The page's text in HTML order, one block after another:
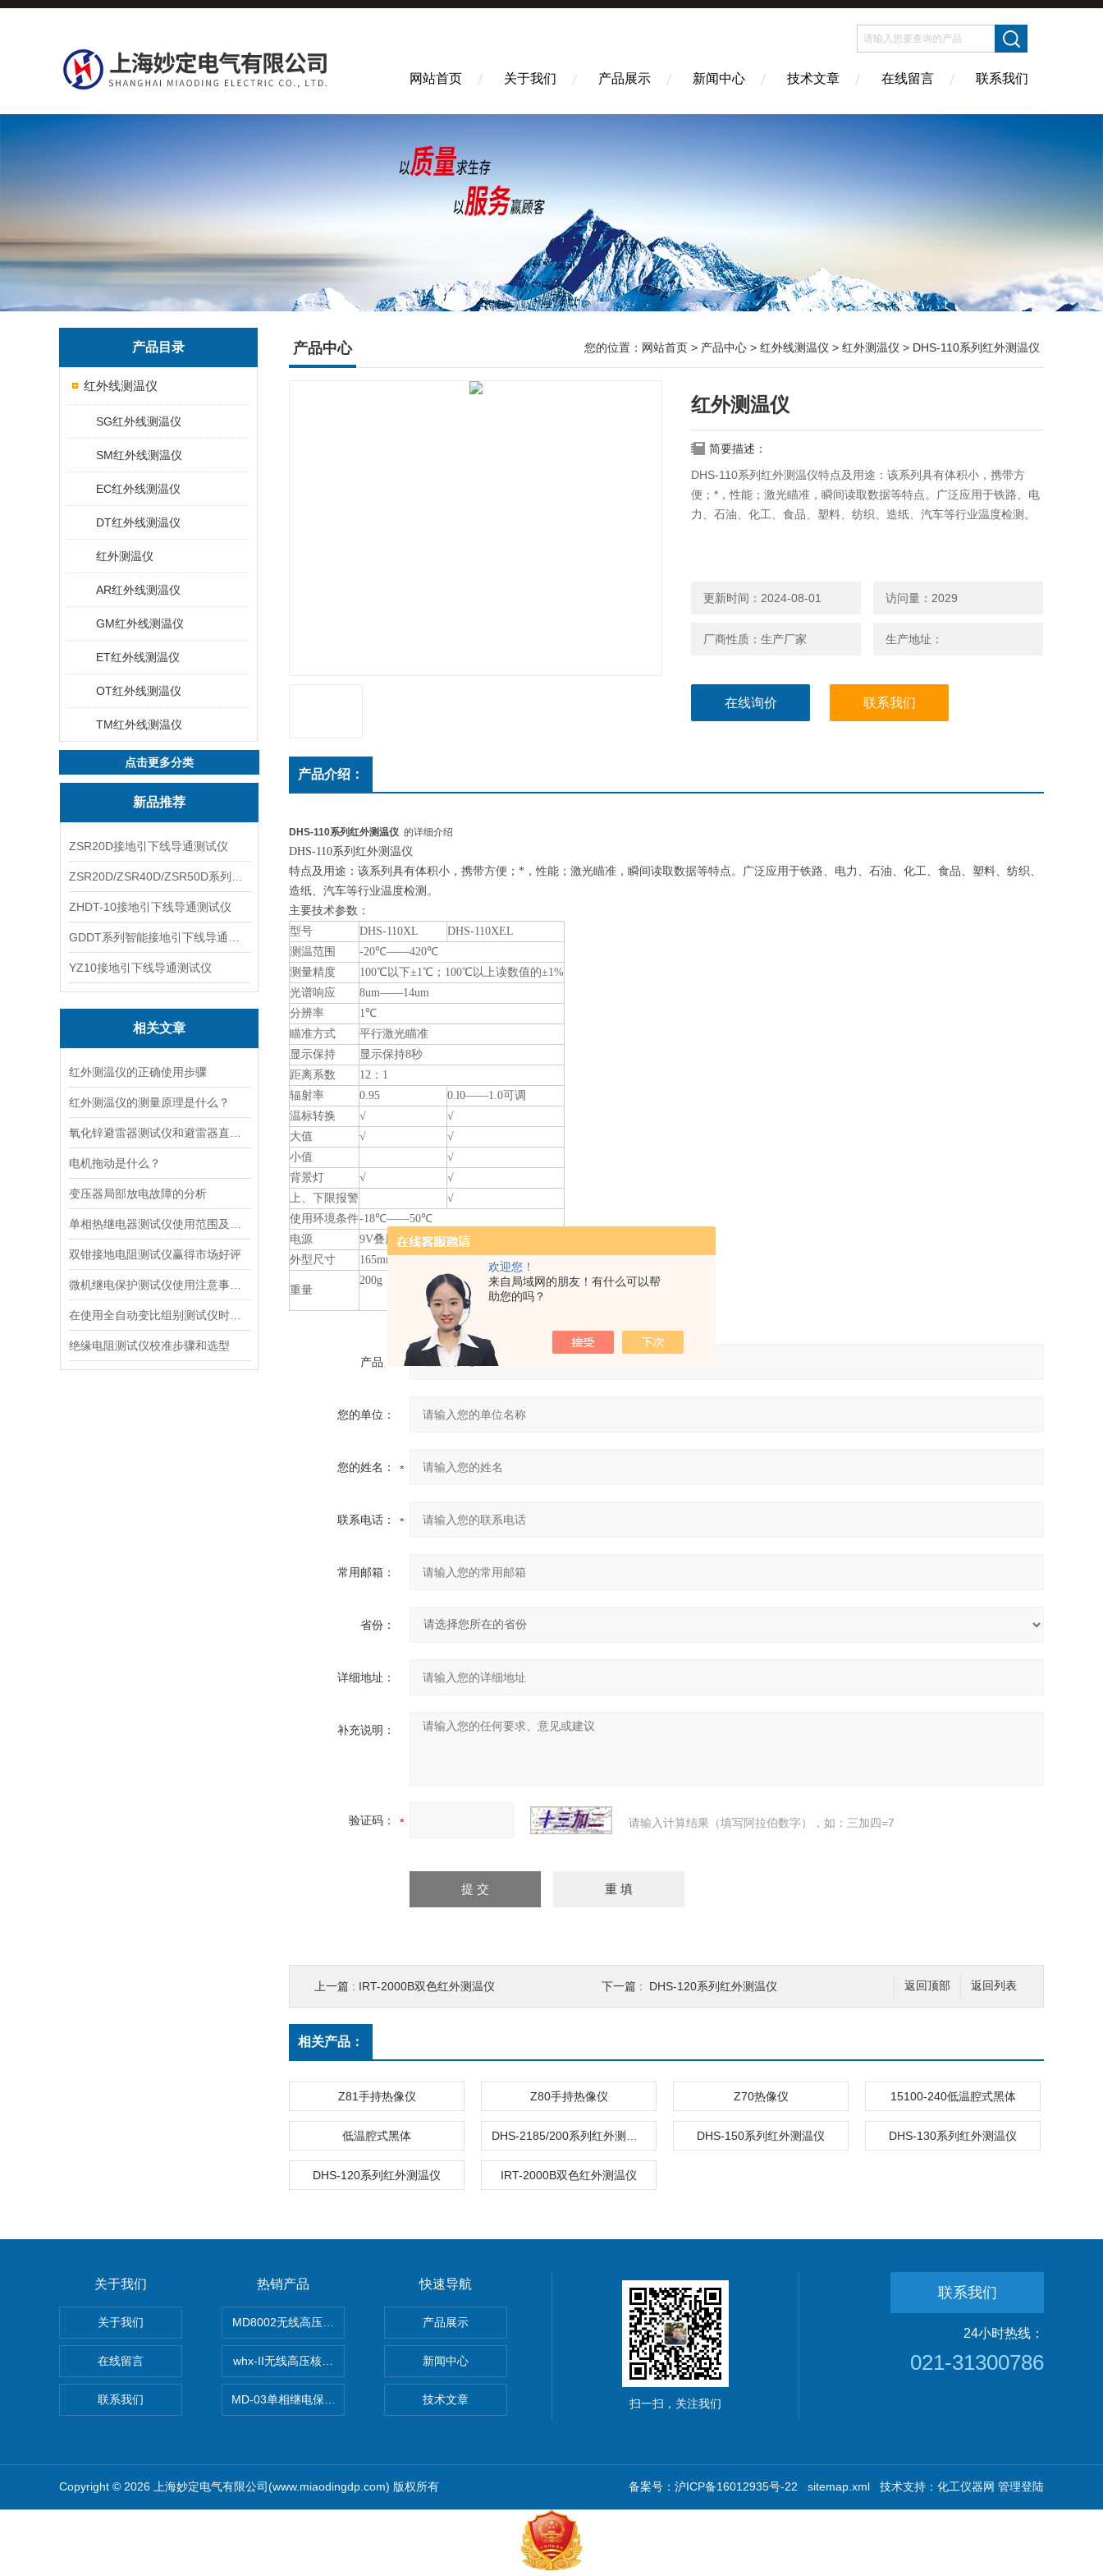
欢迎您！
来自局域网的朋友！有什么可以帮
助您的吗？
网站首页 关于我们 产品展示 新闻中心 技术文章 在线留言 联系我们
产品目录
红外线测温仪
SG红外线测温仪
SM红外线测温仪
EC红外线测温仪
DT红外线测温仪
红外测温仪
AR红外线测温仪
GM红外线测温仪
ET红外线测温仪
OT红外线测温仪
TM红外线测温仪
点击更多分类
新品推荐
ZSR20D接地引下线导通测试仪
ZHDT-10接地引下线导通测试仪
YZ10接地引下线导通测试仪
相关文章
红外测温仪的正确使用步骤
红外测温仪的测量原理是什么？
电机拖动是什么？
变压器局部放电故障的分析
双钳接地电阻测试仪赢得市场好评
绝缘电阻测试仪校准步骤和选型
产品中心 您的位置： 网站首页 > 产品中心 > 红外线测温仪 > 红外测温仪 > DHS-110系列红外测温仪
红外测温仪
简要描述：
DHS-110系列红外测温仪特点及用途：该系列具有体积小，携带方
便；*，性能；激光瞄准，瞬间读取数据等特点。广泛应用于铁路、电
力、石油、化工、食品、塑料、纺织、造纸、汽车等行业温度检测。
更新时间：2024-08-01 访问量：2029
厂商性质：生产厂家 生产地址：
在线询价 联系我们
产品介绍：
DHS-110系列红外测温仪 的详细介绍
DHS-110系列红外测温仪
特点及用途：该系列具有体积小，携带方便；*，性能；激光瞄准，瞬间读取数据等特点。广泛应用于铁路、电力、石油、化工、食品、塑料、纺织、
造纸、汽车等行业温度检测。
主要技术参数：
型号
DHS-110XL
DHS-110XEL
测温范围
-20℃——420℃
测量精度
100℃以下±1℃；100℃以上读数值的±1%
光谱响应
8um——14um
分辨率
1℃
瞄准方式
平行激光瞄准
显示保持
显示保持8秒
距离系数
12：1
辐射率
0.95
0.l0——1.0可调
温标转换
√
√
大值
√
√
小值
√
背景灯
√
√
上、下限报警
√
使用环境条件-18℃——50℃
电源
9V叠层电池
外型尺寸
165mm×54mm×30mm
重量
200g
产品：
您的单位：
您的姓名：
联系电话：
常用邮箱：
省份：
详细地址：
补充说明：
验证码： 请输入计算结果（填写阿拉伯数字），如：三加四=7
返回列表
返回顶部
上一篇 : IRT-2000B双色红外测温仪 下一篇 : DHS-120系列红外测温仪
相关产品：
Z81手持热像仪 Z80手持热像仪 Z70热像仪 15100-240低温腔式黑体
低温腔式黑体 DHS-150系列红外测温仪 DHS-130系列红外测温仪
DHS-120系列红外测温仪 IRT-2000B双色红外测温仪
关于我们
关于我们
在线留言
联系我们
热销产品
MD8002无线高压核相仪
whx-II无线高压核相仪
MD-03单相继电保护测试仪价格
快速导航
产品展示
新闻中心
技术文章 扫一扫，关注我们
联系我们
24小时热线：
021-31300786
Copyright © 2026 上海妙定电气有限公司(www.miaodingdp.com) 版权所有 备案号：沪ICP备16012935号-22 sitemap.xml 技术支持： 化工仪器网 管理登陆